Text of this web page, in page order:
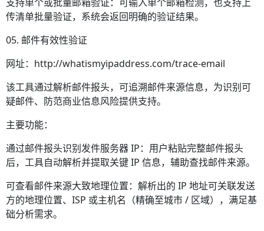
传清单批量验证，系统会返回明确的验证结果。
05. 邮件有效性验证
网址：http://whatismyipaddress.com/trace-email
该工具通过解析邮件报头，可追溯邮件来源信息，为识别可
疑邮件、防范商业信息风险提供支持。
主要功能：
通过邮件报头识别发件服务器 IP：用户粘贴完整邮件报头
后，工具自动解析并提取关键 IP 信息，辅助查找邮件来源。
可查看邮件来源大致地理位置：解析出的 IP 地址可关联发送
方的地理位置、ISP 或主机名（精确至城市 / 区域），满足基
础分析需求。